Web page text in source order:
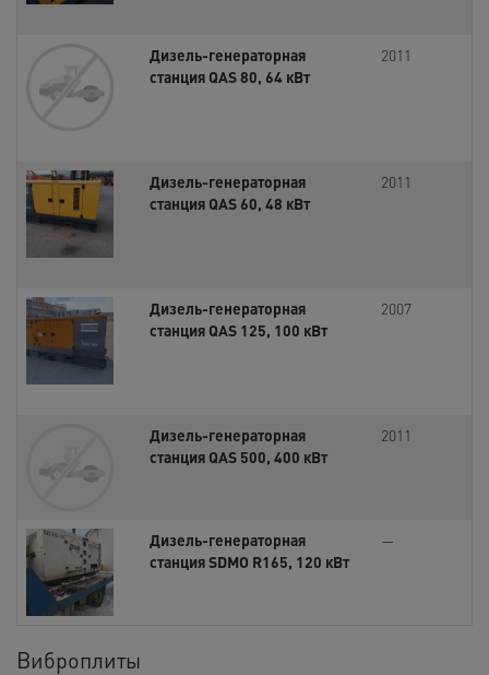
Дизель-генераторная
станция QAS 80, 64 кВт
2011
Дизель-генераторная
станция QAS 60, 48 кВт
2011
Дизель-генераторная
станция QAS 125, 100 кВт
2007
Дизель-генераторная
станция QAS 500, 400 кВт
2011
Дизель-генераторная
станция SDMO R165, 120 кВт
—
Виброплиты